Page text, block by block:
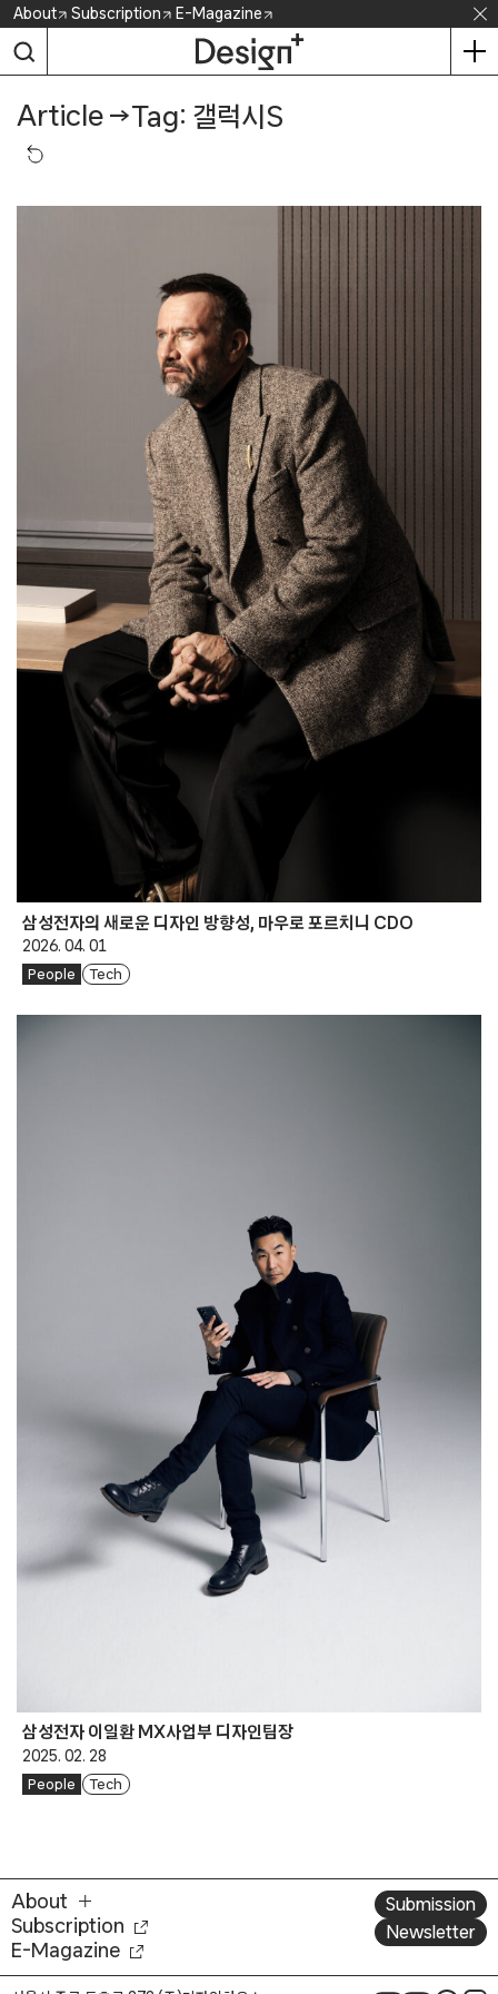
Skip
content
About Subscription E-Magazine
Article →Tag: 갤럭시S
삼성전자의 새로운 디자인 방향성, 마우로 포르치니 CDO
2026. 04. 01
People Tech
삼성전자 이일환 MX사업부 디자인팀장
2025. 02. 28
People Tech
About
Subscription
E-Magazine
Submission
Newsletter